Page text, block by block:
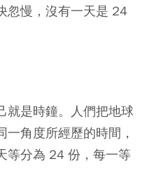
忽慢，沒有一天是 24
就是時鐘。人們把地球
角度所經歷的時間，
等分為 24 份，每一等